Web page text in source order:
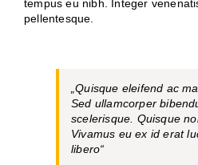
tempus eu nibh. Integer
pellentesque.
„Quisque eleifend ac
Sed ullamcorper
scelerisque. Quisque
Vivamus eu ex id erat
libero“